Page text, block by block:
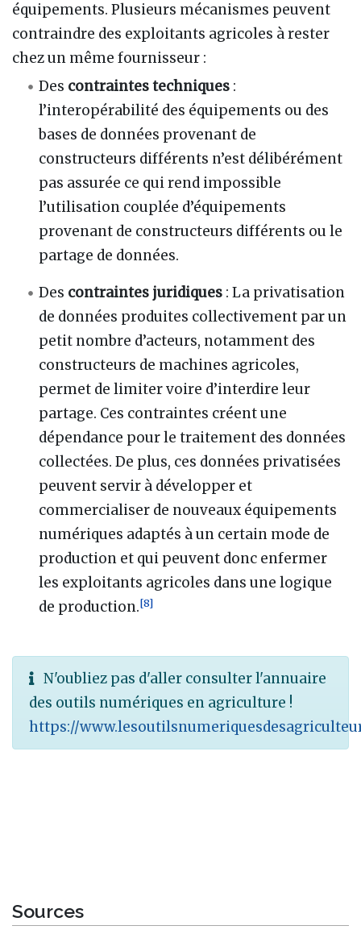
équipements. Plusieurs mécanismes peuvent
contraindre des exploitants agricoles à rester
chez un même fournisseur :
Des contraintes techniques :
l’interopérabilité des équipements ou des
bases de données provenant de
constructeurs différents n’est délibérément
pas assurée ce qui rend impossible
l’utilisation couplée d’équipements
provenant de constructeurs différents ou le
partage de données.
Des contraintes juridiques : La privatisation
de données produites collectivement par un
petit nombre d’acteurs, notamment des
constructeurs de machines agricoles,
permet de limiter voire d’interdire leur
partage. Ces contraintes créent une
dépendance pour le traitement des données
collectées. De plus, ces données privatisées
peuvent servir à développer et
commercialiser de nouveaux équipements
numériques adaptés à un certain mode de
production et qui peuvent donc enfermer
les exploitants agricoles dans une logique
de production.[8]
N'oubliez pas d'aller consulter l'annuaire
des outils numériques en agriculture !
https://
Sources